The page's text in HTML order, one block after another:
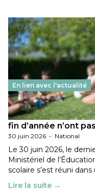
En lien avec l'actualité
Les décisions
fin d’année n’ont
30 juin 2026 - National
Le 30 juin 2026, le
Ministériel de
scolaire s’est réuni
Lire la suite →